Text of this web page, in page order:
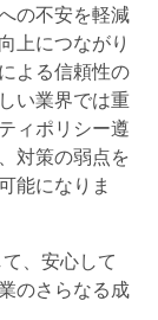
の不安を軽減
上につながり
よる信頼性の
い業界では重
ィポリシー遵
対策の弱点を
能になりま
、安心して
のさらなる成